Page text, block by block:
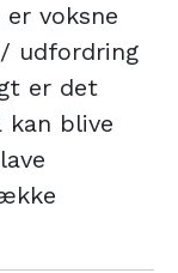
voksne
udfordring
er det
kan blive